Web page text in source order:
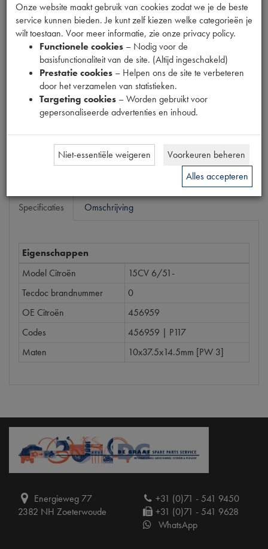
OUTLET
Productnummer
6020587
Normale prijs
34 € , excl. btw
Uw prijs
5,00 (€ 4,13 excl. btw)
Specificaties Omschrijving
Eigenschappen
Model Citroën
15CV 6/51-
Tecdoc brandnummer
0
OE Citroën
456959
Codes
456959 | P117
Maten
10x37.5x14.5mm [PW 3]
Energieweg 77
2382 NH Zoeterwoude
+31 (0)71 - 541 9450
+31 (0)71 - 541 9628
WhatsApp
Onze website maakt gebruik van cookies zodat we je de beste
service kunnen bieden. Je kunt zelf kiezen welke categorieën je
wilt toestaan. Voor meer informatie, zie onze privacy policy.
Functionele cookies – Nodig voor de
basisfunctionaliteit van de site. (Altijd ingeschakeld)
Prestatie cookies – Helpen ons de site te verbeteren
door het verzamelen van statistieken.
Targeting cookies – Worden gebruikt voor
gepersonaliseerde advertenties en inhoud.
Niet-essentiële weigeren
Voorkeuren beheren
Alles accepteren